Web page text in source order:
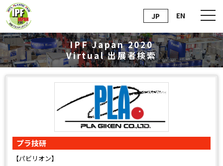
JP EN
IPF Japan 2020
Virtual出展者検索
プラ技研
【パビリオン】